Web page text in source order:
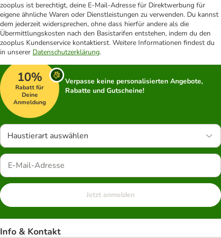
zooplus ist berechtigt, deine E-Mail-Adresse für Direktwerbung für
eigene ähnliche Waren oder Dienstleistungen zu verwenden. Du kannst
dem jederzeit widersprechen, ohne dass hierfür andere als die
Übermittlungskosten nach den Basistarifen entstehen, indem du den
zooplus Kundenservice kontaktierst. Weitere Informationen findest du
in unserer Datenschutzerklärung.
10%
Rabatt für
Deine
Anmeldung
Verpasse keine personalisierten Angebote,
Rabatte und Gutscheine!
Haustierart auswählen
Jetzt anmelden
Info & Kontakt